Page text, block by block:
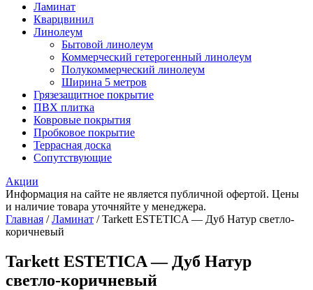
Ламинат
Кварцвинил
Линолеум
Бытовой линолеум
Коммерческий гетерогенный линолеум
Полукоммерческий линолеум
Ширина 5 метров
Грязезащитное покрытие
ПВХ плитка
Ковровые покрытия
Пробковое покрытие
Террасная доска
Сопутствующие
Акции
Информация на сайте не является публичной офертой. Цены
и наличие товара уточняйте у менеджера.
Главная /Ламинат / Tarkett ESTETICA — Дуб Натур светло-
коричневый
Tarkett ESTETICA — Дуб Натур
светло-коричневый